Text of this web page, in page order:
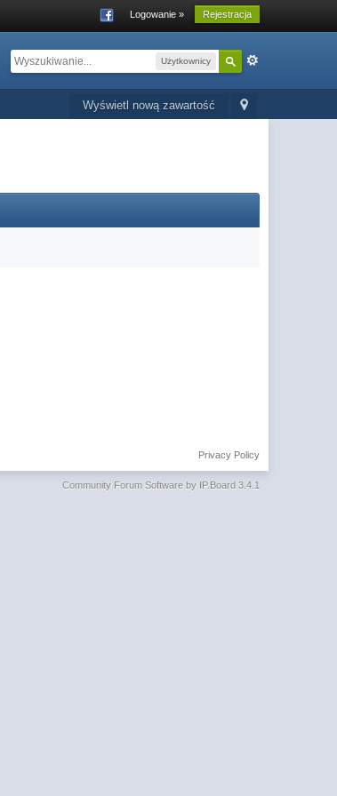
Logowanie » Rejestracja
Użytkownicy
Wyświetl nową zawartość
Privacy Policy
Community Forum Software by IP.Board 3.4.1